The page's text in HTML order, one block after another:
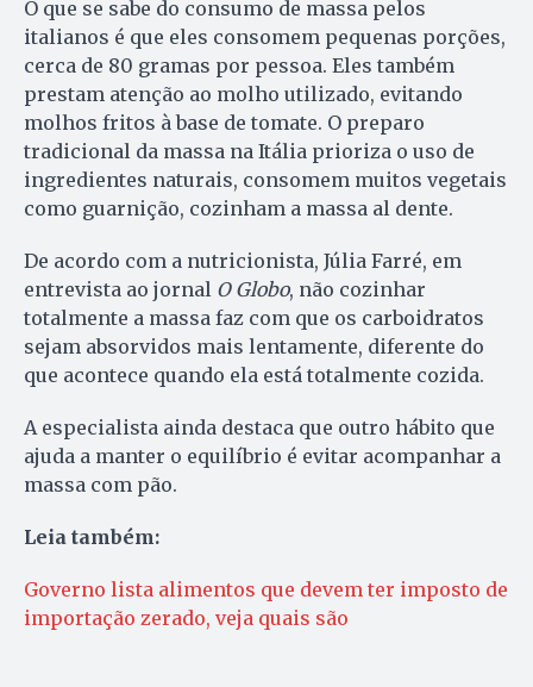
O que se sabe do consumo de massa pelos
italianos é que eles consomem pequenas porções,
cerca de 80 gramas por pessoa. Eles também
prestam atenção ao molho utilizado, evitando
molhos fritos à base de tomate. O preparo
tradicional da massa na Itália prioriza o uso de
ingredientes naturais, consomem muitos vegetais
como guarnição, cozinham a massa al dente.
De acordo com a nutricionista, Júlia Farré, em
entrevista ao jornal O Globo, não cozinhar
totalmente a massa faz com que os carboidratos
sejam absorvidos mais lentamente, diferente do
que acontece quando ela está totalmente cozida.
A especialista ainda destaca que outro hábito que
ajuda a manter o equilíbrio é evitar acompanhar a
massa com pão.
Leia também:
Governo lista alimentos que devem ter imposto de
importação zerado, veja quais são